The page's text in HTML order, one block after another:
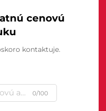
cenovú
kontaktuje.
0/100